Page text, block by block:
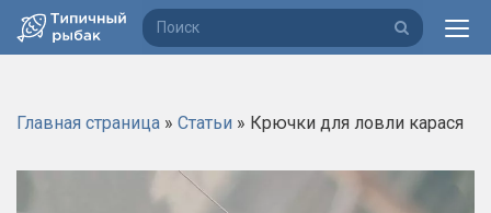
о
к
Главная страница » Статьи » Крючки для ловли карася